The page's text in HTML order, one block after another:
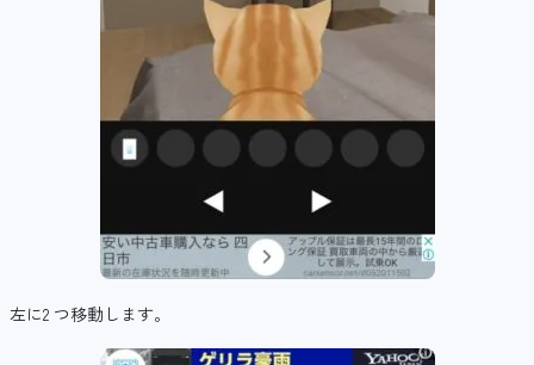
左に2 つ移動します。